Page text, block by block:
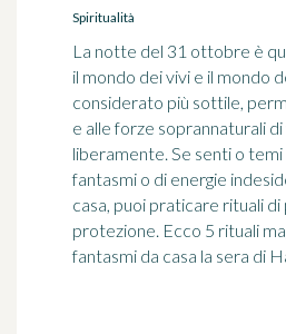
Spiritualità
La notte del 31 ottobre è
il mondo dei vivi e il mondo
considerato più sottile,
e alle forze soprannaturali
liberamente. Se senti o temi
fantasmi o di energie
casa, puoi praticare rituali di
protezione. Ecco 5 rituali
fantasmi da casa la sera di